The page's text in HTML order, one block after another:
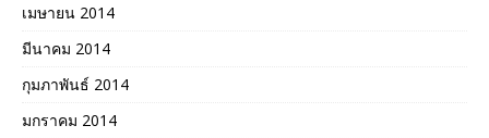
เมษายน 2014
มีนาคม 2014
กุมภาพันธ์ 2014
มกราคม 2014